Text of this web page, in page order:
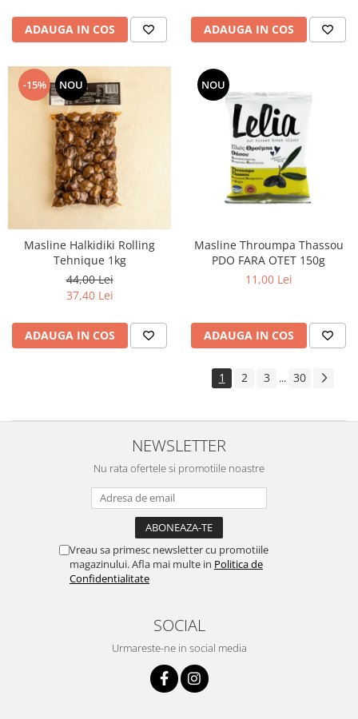
ADAUGA IN COS ADAUGA IN COS
-15% NOU
Masline Halkidiki Rolling
Tehnique 1kg
44,00 Lei
37,40 Lei
ADAUGA IN COS
NOU
Masline Throumpa Thassou
PDO FARA OTET 150g
11,00 Lei
ADAUGA IN COS
1 2 3 ... 30
NEWSLETTER
Nu rata ofertele si promotiile noastre
Vreau sa primesc newsletter cu promotiile
magazinului. Afla mai multe in Politica de
Confidentialitate
SOCIAL
Urmareste-ne in social media